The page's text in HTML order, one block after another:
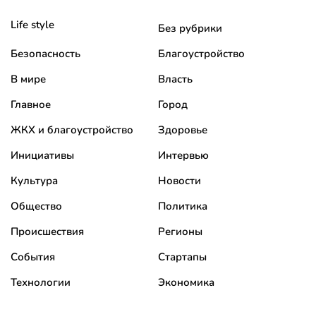
Life style
Без рубрики
Безопасность
Благоустройство
В мире
Власть
Главное
Город
ЖКХ и благоустройство
Здоровье
Инициативы
Интервью
Культура
Новости
Общество
Политика
Происшествия
Регионы
События
Стартапы
Технологии
Экономика